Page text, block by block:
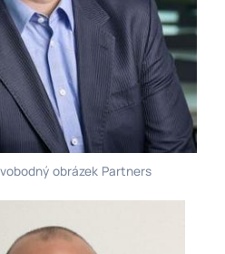
obrázek Partners